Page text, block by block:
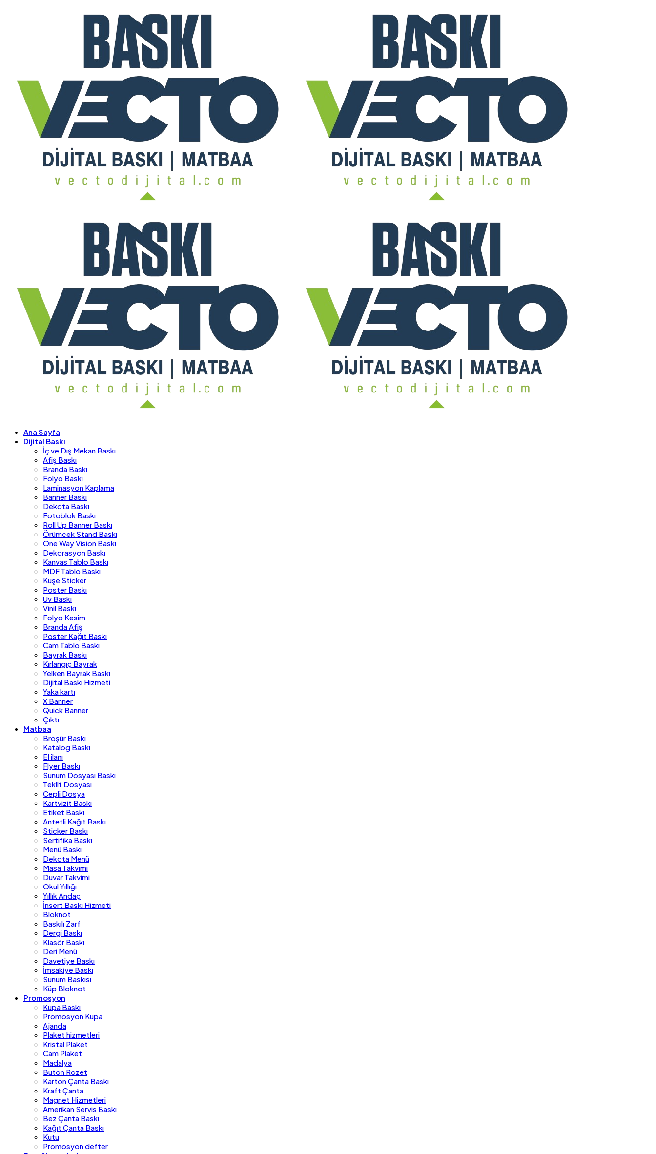
Ana Sayfa
Dijital Baskı
İç ve Dış Mekan Baskı
Afiş Baskı
Branda Baskı
Folyo Baskı
Laminasyon Kaplama
Banner Baskı
Dekota Baskı
Fotoblok Baskı
Roll Up Banner Baskı
Örümcek Stand Baskı
One Way Vision Baskı
Dekorasyon Baskı
Kanvas Tablo Baskı
MDF Tablo Baskı
Kuşe Sticker
Poster Baskı
Uv Baskı
Vinil Baskı
Folyo Kesim
Branda Afiş
Poster Kağıt Baskı
Cam Tablo Baskı
Bayrak Baskı
Kırlangıç Bayrak
Yelken Bayrak Baskı
Dijital Baskı Hizmeti
Yaka kartı
X Banner
Quick Banner
Çıktı
Matbaa
Broşür Baskı
Katalog Baskı
El ilanı
Flyer Baskı
Sunum Dosyası Baskı
Teklif Dosyası
Cepli Dosya
Kartvizit Baskı
Etiket Baskı
Antetli Kağıt Baskı
Sticker Baskı
Sertifika Baskı
Menü Baskı
Dekota Menü
Masa Takvimi
Duvar Takvimi
Okul Yıllığı
Yıllık Andaç
İnsert Baskı Hizmeti
Bloknot
Baskılı Zarf
Dergi Baskı
Klasör Baskı
Deri Menü
Davetiye Baskı
İmsakiye Baskı
Sunum Baskısı
Küp Bloknot
Promosyon
Kupa Baskı
Promosyon Kupa
Ajanda
Plaket hizmetleri
Kristal Plaket
Cam Plaket
Madalya
Buton Rozet
Karton Çanta Baskı
Kraft Çanta
Magnet Hizmetleri
Amerikan Servis Baskı
Bez Çanta Baskı
Kağıt Çanta Baskı
Kutu
Promosyon defter